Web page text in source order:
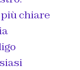
chiare